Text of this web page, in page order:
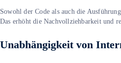
Sowohl der Code als auch die
Das erhöht die Nachvollziehbarkeit und
Unabhängigkeit von